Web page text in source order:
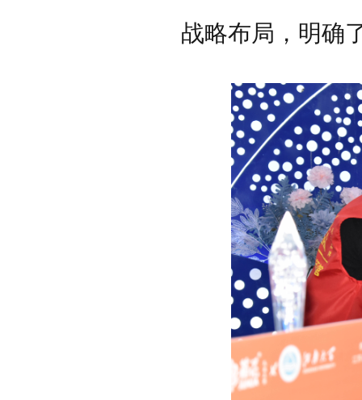
战略布局，明确